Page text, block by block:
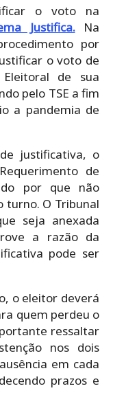
o voto na
Justifica.Na
por
o voto de
de sua
pelo TSE a fim
a pandemia de
justificativa, o
de
por que não
turno. O Tribunal
seja anexada
a razão da
pode ser
o eleitor deverá
quem perdeu o
ressaltar
nos dois
em cada
prazos e